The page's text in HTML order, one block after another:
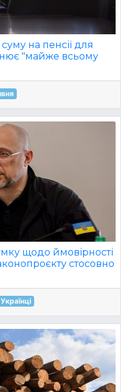
на пенсії для
"майже всьому
щодо ймовірності
стосовно
Українці